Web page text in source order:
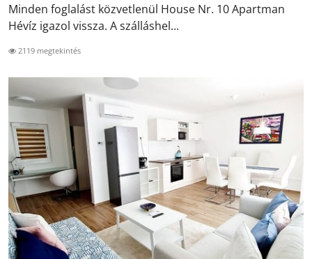
Minden foglalást közvetlenül House Nr. 10 Apartman
Hévíz igazol vissza. A szálláshel...
2119 megtekintés